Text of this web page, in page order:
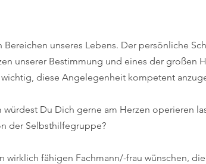
unseres Lebens. Der persönliche
unserer Bestimmung und eines der großen
diese Angelegenheit kompetent
würdest Du Dich gerne am Herzen operieren
der Selbsthilfegruppe?
wirklich fähigen Fachmann/-frau wünschen,